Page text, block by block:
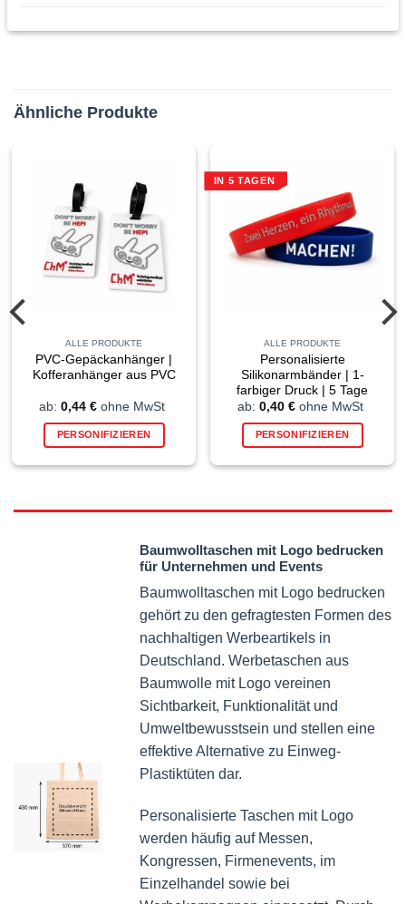
Ähnliche Produkte
ALLE PRODUKTE
PVC-Gepäckanhänger |
Kofferanhänger aus PVC
ab: 0,44 € ohne MwSt
PERSONIFIZIEREN
IN 5 TAGEN
ALLE PRODUKTE
Personalisierte
Silikonarmbänder | 1-
farbiger Druck | 5 Tage
ab: 0,40 € ohne MwSt
PERSONIFIZIEREN
Baumwolltaschen mit Logo bedrucken
für Unternehmen und Events
Baumwolltaschen mit Logo bedrucken
gehört zu den gefragtesten Formen des
nachhaltigen Werbeartikels in
Deutschland. Werbetaschen aus
Baumwolle mit Logo vereinen
Sichtbarkeit, Funktionalität und
Umweltbewusstsein und stellen eine
effektive Alternative zu Einweg-
Plastiktüten dar.
Personalisierte Taschen mit Logo
werden häufig auf Messen,
Kongressen, Firmenevents, im
Einzelhandel sowie bei